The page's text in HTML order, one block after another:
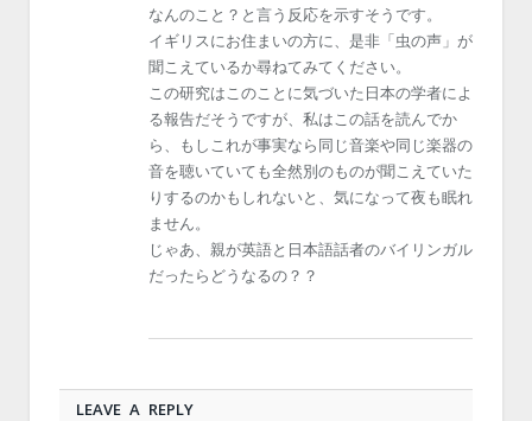
なんのこと？と言う反応を示すそうです。
イギリスにお住まいの方に、是非「虫の声」が
聞こえているか尋ねてみてください。
この研究はこのことに気づいた日本の学者によ
る報告だそうですが、私はこの話を読んでか
ら、もしこれが事実なら同じ音楽や同じ楽器の
音を聴いていても全然別のものが聞こえていた
りするのかもしれないと、気になって夜も眠れ
ません。
じゃあ、親が英語と日本語話者のバイリンガル
だったらどうなるの？？
LEAVE A REPLY